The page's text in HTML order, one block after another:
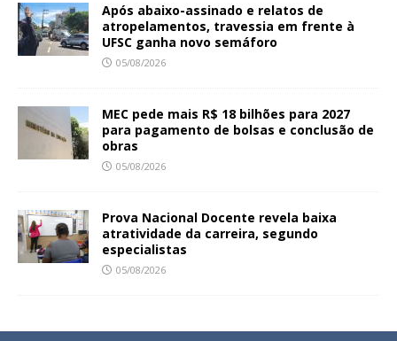
Após abaixo-assinado e relatos de
atropelamentos, travessia em frente à
UFSC ganha novo semáforo
05/08/2026
MEC pede mais R$ 18 bilhões para 2027
para pagamento de bolsas e conclusão de
obras
05/08/2026
Prova Nacional Docente revela baixa
atratividade da carreira, segundo
especialistas
05/08/2026